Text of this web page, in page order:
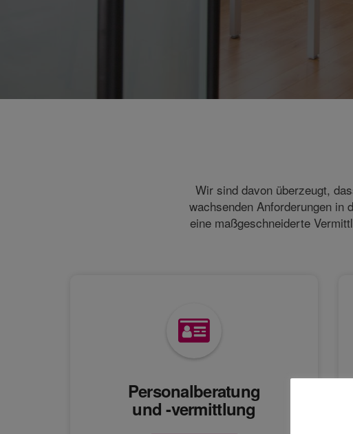
Wir sind davon überzeugt,
wachsenden Anforderungen in
eine maßgeschneiderte
Personalberatung
und -vermittlung